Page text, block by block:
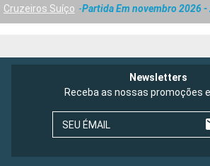
Cruzeiros Suíço
Partida Em novembro 2026 -
Newsletters
Receba as nossas promoções
SEU ÉMAIL